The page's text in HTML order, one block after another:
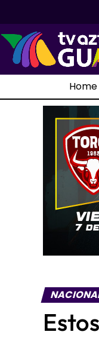
Home